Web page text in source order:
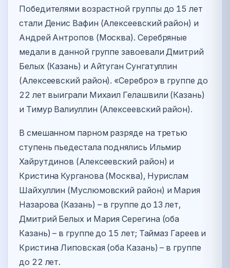
Победителями возрастной группы до 15 лет
стали Денис Вафин (Алексеевский район) и
Андрей Антропов (Москва). Серебряные
медали в данной группе завоевали Дмитрий
Белых (Казань) и Айтуган Сунгатуллин
(Алексеевский район). «Серебро» в группе до
22 лет выиграли Михаил Гелашвили (Казань)
и Тимур Валиуллин (Алексеевский район).
В смешанном парном разряде на третью
ступень пьедестала поднялись Ильмир
Хайрутдинов (Алексеевский район) и
Кристина Курганова (Москва), Нурислам
Шайхуллин (Муслюмовский район) и Мария
Назарова (Казань) – в группе до 13 лет,
Дмитрий Белых и Мария Серегина (оба
Казань) – в группе до 15 лет; Таймаз Гареев и
Кристина Липовская (оба Казань) – в группе
до 22 лет.